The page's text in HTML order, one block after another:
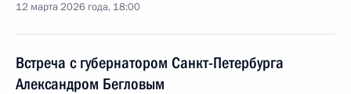
12 марта 2026 года, 18:00
Встреча с губернатором Санкт-Петербурга
Александром Бегловым